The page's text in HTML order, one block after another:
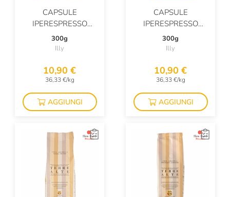
CAPSULE
IPERESPRESSO
BRASILE
300g
Illy
10,90 €
36,33 €/kg
AGGIUNGI
CAPSULE
IPERESPRESSO
ETIOPIA
300g
Illy
10,90 €
36,33 €/kg
AGGIUNGI